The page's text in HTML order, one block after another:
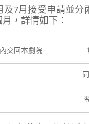
及7月接受申請並分
，詳情如下︰
交回本劇院